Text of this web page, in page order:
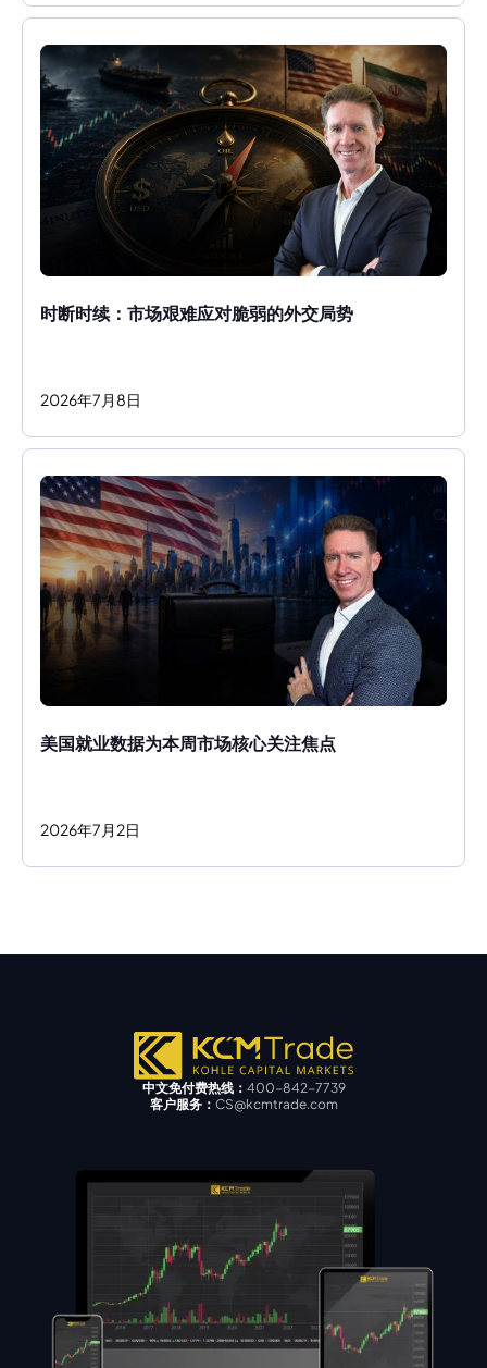
时断时续：市场艰难应对脆弱的外交局势
2026年7 月 8日
美国就业数据为本周市场核心关注焦点
2026年7 月 2日
中文免付费热线： 400-842-7739
客户服务： CS@kcmtrade.com